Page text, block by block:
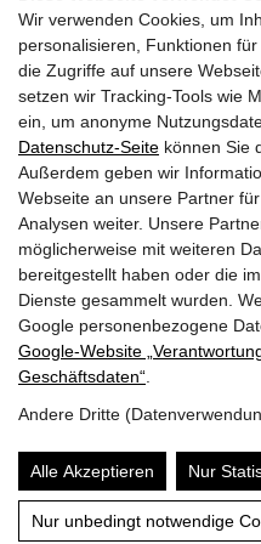
Wir verwenden Cookies, um
personalisieren, Funktionen
die Zugriffe auf unsere
setzen wir Tracking-Tools wie
ein, um anonyme
Datenschutz-Seite können Sie
Außerdem geben wir
Webseite an unsere Partner
Analysen weiter. Unsere
möglicherweise mit weiteren
bereitgestellt haben oder die
Dienste gesammelt wurden.
Google personenbezogene
Google‑Website
Geschäftsdaten“
Andere Dritte
Alle Akzeptieren Nur
Nur unbedingt notwendige
28.03.2024
Do | KW 13
Seminar: Bauphysik Teil 2
Holztechnikum Kuchl,
SBG
12:00 -17:00
© 2026 | Dein Date mit
Partner
Über uns